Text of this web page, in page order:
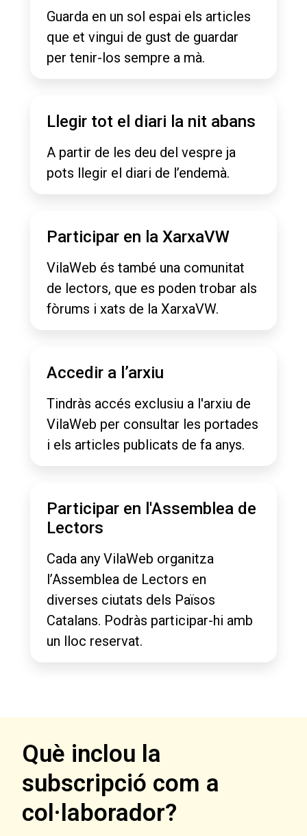
Guarda en un sol espai els articles
que et vingui de gust de guardar
per tenir-los sempre a mà.
Llegir tot el diari la nit abans
A partir de les deu del vespre ja
pots llegir el diari de l’endemà.
Participar en la XarxaVW
VilaWeb és també una comunitat
de lectors, que es poden trobar als
fòrums i xats de la XarxaVW.
Accedir a l’arxiu
Tindràs accés exclusiu a l'arxiu de
VilaWeb per consultar les portades
i els articles publicats de fa anys.
Participar en l'Assemblea de
Lectors
Cada any VilaWeb organitza
l’Assemblea de Lectors en
diverses ciutats dels Països
Catalans. Podràs participar-hi amb
un lloc reservat.
Què inclou la
subscripció com a
col·laborador?